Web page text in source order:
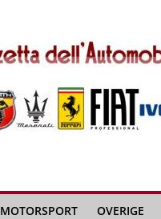
MOTORSPORT OVERIGE